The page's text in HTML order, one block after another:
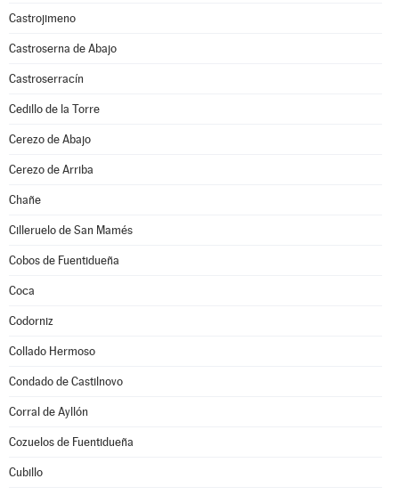
Castrojimeno
Castroserna de Abajo
Castroserracín
Cedillo de la Torre
Cerezo de Abajo
Cerezo de Arriba
Chañe
Cilleruelo de San Mamés
Cobos de Fuentidueña
Coca
Codorniz
Collado Hermoso
Condado de Castilnovo
Corral de Ayllón
Cozuelos de Fuentidueña
Cubillo